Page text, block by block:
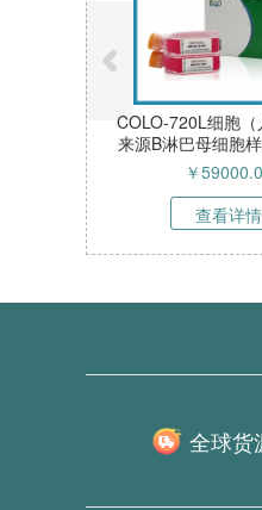
COLO-720L细胞
来源B淋巴母细胞
￥
查看详情
全球货